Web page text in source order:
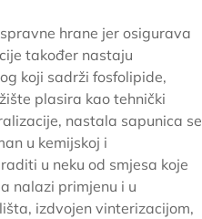
hrane jer osigurava
također nastaju
koji sadrži fosfolipide,
plasira kao tehnički
nastala sapunica se
u kemijskoj i
u neku od smjesa koje
nalazi primjenu i u
izdvojen vinterizacijom,